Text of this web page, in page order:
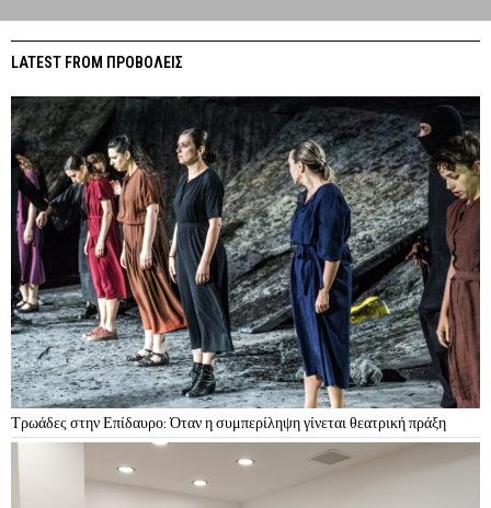
LATEST FROM ΠΡΟΒΟΛΕΙΣ
Τρωάδες στην Επίδαυρο: Όταν η συμπερίληψη γίνεται θεατρική πράξη